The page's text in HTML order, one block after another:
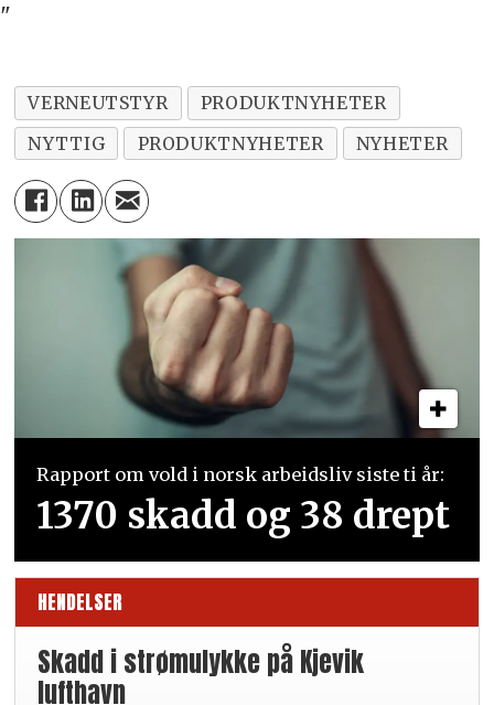
"
VERNEUTSTYR
PRODUKTNYHETER
NYTTIG
PRODUKTNYHETER NYHETER
Rapport om vold i norsk arbeidsliv siste ti år:
1370 skadd og 38 drept
HENDELSER
Skadd i strømulykke på Kjevik
lufthavn